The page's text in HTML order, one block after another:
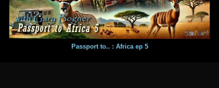
Passport to.. : Africa ep 5